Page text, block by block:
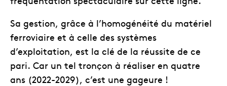
Sa gestion, grâce à l’homogénéité du matériel
ferroviaire et à celle des systèmes
d’exploitation, est la clé de la réussite de ce
pari. Car un tel tronçon à réaliser en quatre
ans (2022-2029), c’est une gageure !